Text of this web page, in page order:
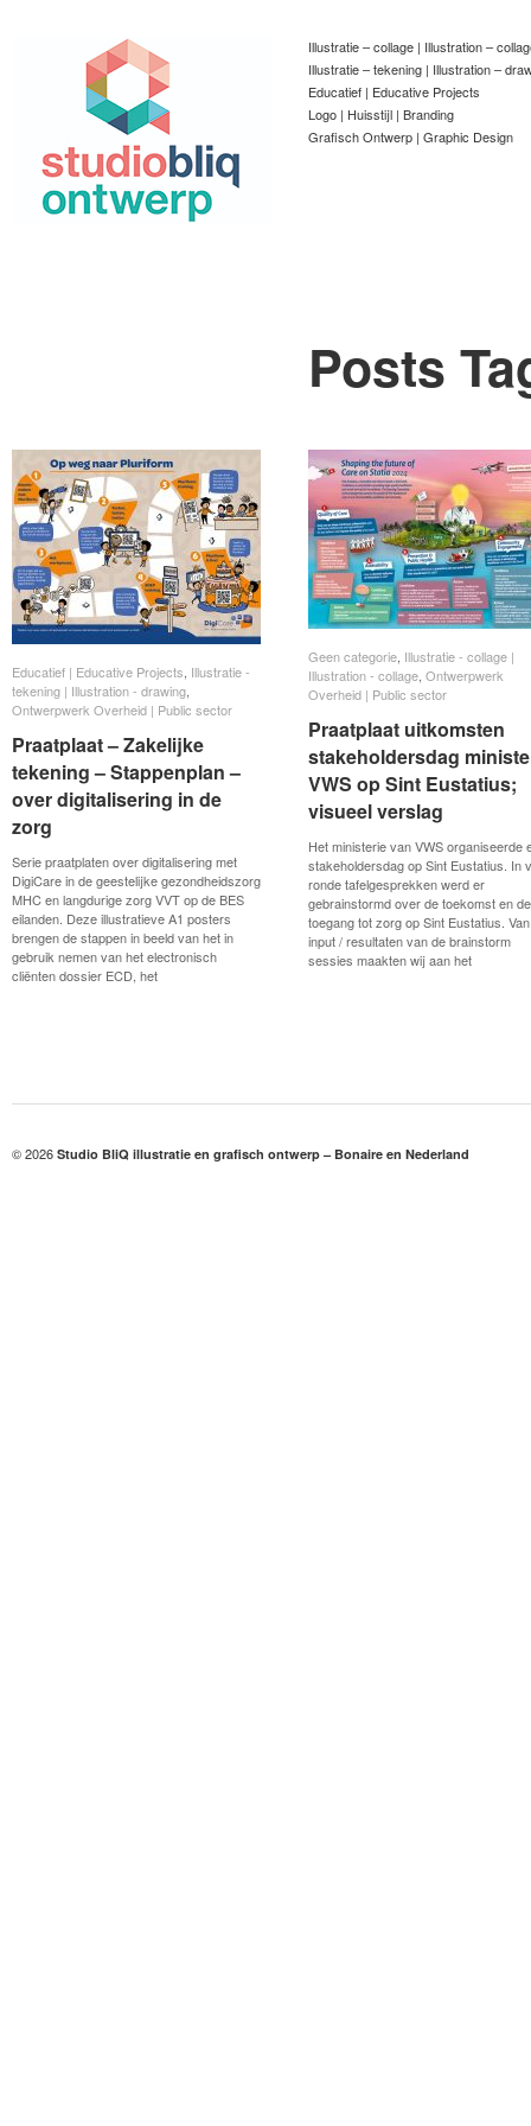
Illustratie – collage | Illustration –
Illustratie – tekening | Illustration –
Educatief | Educative Projects
Logo | Huisstijl | Branding
Grafisch Ontwerp | Graphic Design
Posts
Educatief | Educative Projects Illustratie -
tekening | Illustration - drawing
Ontwerpwerk Overheid | Public sector
Praatplaat – Zakelijke
tekening – Stappenplan –
over digitalisering in de
zorg
Serie praatplaten over digitalisering met
DigiCare in de geestelijke gezondheidszorg
MHC en langdurige zorg VVT op de BES
eilanden. Deze illustratieve A1 posters
brengen de stappen in beeld van het in
gebruik nemen van het electronisch
cliënten dossier ECD, het
Educatief | Educative Projects Illustratie -
tekening | Illustration - drawing
Ontwerpwerk Overheid | Public sector
Praatplaat – Zakelijke
tekening – Stappenplan –
over digitalisering in de
zorg
Geen categorie Illustratie - collage |
Illustration - collage Ontwerpwerk
Overheid | Public sector
Praatplaat uitkomsten
stakeholdersdag
VWS op Sint Eustatius;
visueel verslag
Het ministerie van VWS organiseerde
stakeholdersdag op Sint Eustatius. In
ronde tafelgesprekken werd er
gebrainstormd over de toekomst en de
toegang tot zorg op Sint Eustatius.
input / resultaten van de brainstorm
sessies maakten wij aan het
Geen categorie Illustratie - collage |
Illustration - collage Ontwerpwerk
Overheid | Public sector
Praatplaat uitkomsten
stakeholdersdag
VWS op Sint Eustatius;
visueel verslag
© 2026 Studio BliQ illustratie en grafisch ontwerp – Bonaire en Nederland